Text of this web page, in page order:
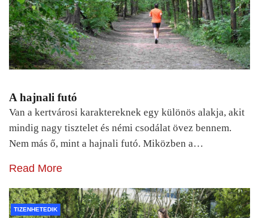
A hajnali futó
Van a kertvárosi karaktereknek egy különös alakja, akit
mindig nagy tisztelet és némi csodálat övez bennem.
Nem más ő, mint a hajnali futó. Miközben a…
Read More
TIZENHETEDIK